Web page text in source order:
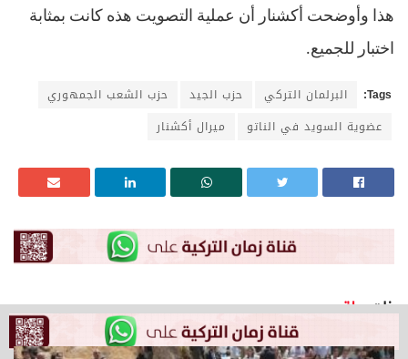
هذا وأوضحت أكشنار أن عملية التصويت هذه كانت بمثابة
اختبار للجميع.
Tags: البرلمان التركي حزب الجيد
حزب الشعب الجمهوري
عضوية السويد في الناتو
ميرال أكشنار
ذاتصلة